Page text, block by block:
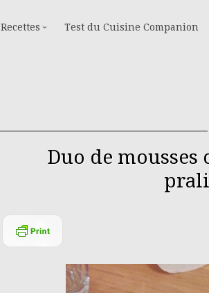
Recettes Test du Cuisine Companion
Duo de